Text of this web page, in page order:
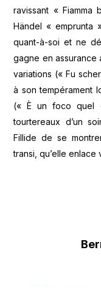
ravissant «
Händel « emprunta
quant-à-soi et ne
gagne en assurance
variations (« Fu
à son tempérament
(« È un foco quel
tourtereaux d’un
Fillide de se
transi, qu’elle enlace